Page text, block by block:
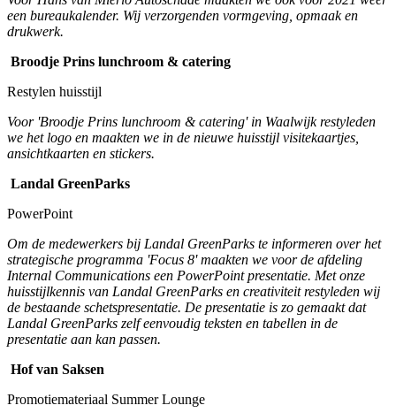
een bureaukalender. Wij verzorgenden vormgeving, opmaak en
drukwerk.
Broodje Prins lunchroom & catering
Restylen huisstijl
Voor 'Broodje Prins lunchroom & catering' in Waalwijk restyleden
we het logo en maakten we in de nieuwe huisstijl visitekaartjes,
ansichtkaarten en stickers.
Landal GreenParks
PowerPoint
Om de medewerkers bij Landal GreenParks te informeren over het
strategische programma 'Focus 8' maakten we voor de afdeling
Internal Communications een PowerPoint presentatie. Met onze
huisstijlkennis van Landal GreenParks en creativiteit restyleden wij
de bestaande schetspresentatie. De presentatie is zo gemaakt dat
Landal GreenParks zelf eenvoudig teksten en tabellen in de
presentatie aan kan passen.
Hof van Saksen
Promotiemateriaal Summer Lounge